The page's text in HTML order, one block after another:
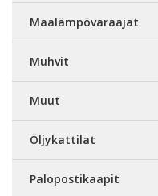
Maalämpövaraajat
Muhvit
Muut
Öljykattilat
Palopostikaapit